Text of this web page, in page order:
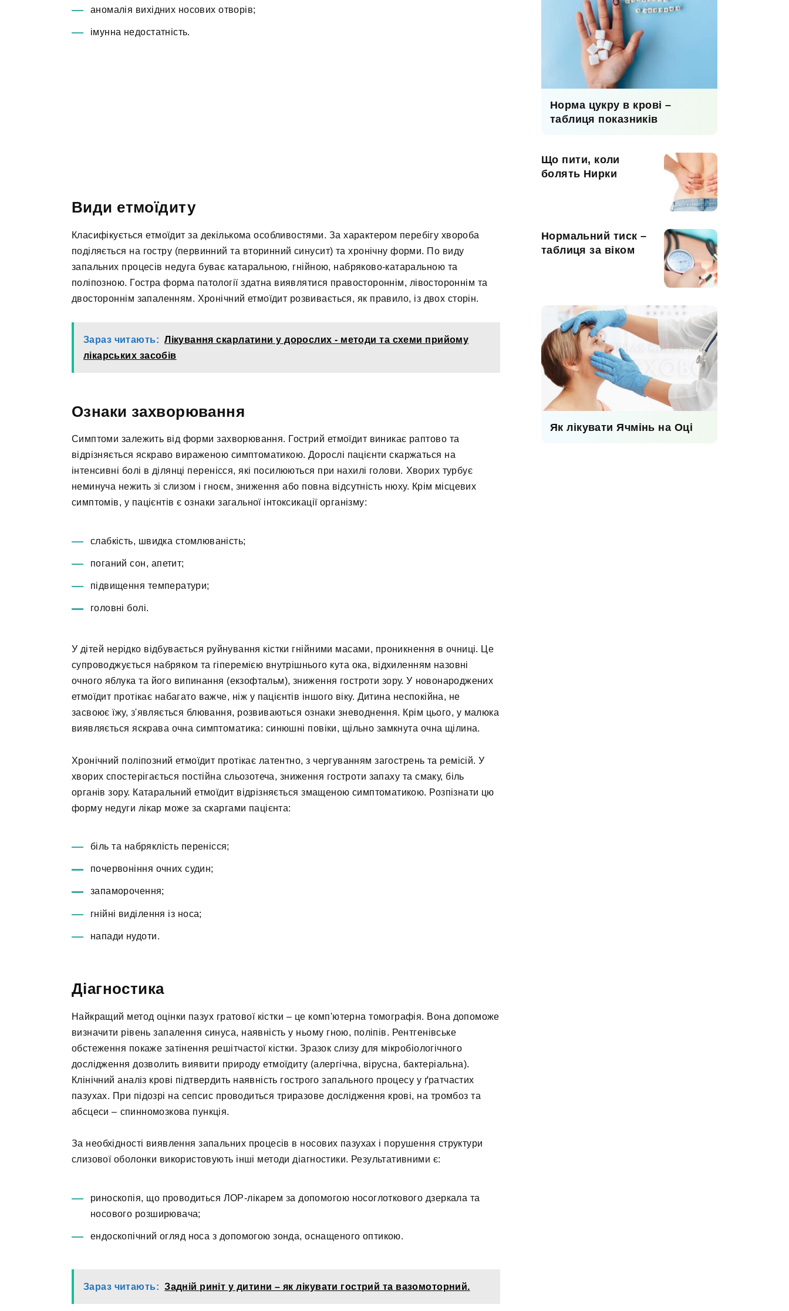
аномалія вихідних носових отворів;
імунна недостатність.
Види етмоїдиту
Класифікується етмоїдит за декількома особливостями. За характером перебігу хвороба
поділяється на гостру (первинний та вторинний синусит) та хронічну форми. По виду
запальних процесів недуга буває катаральною, гнійною, набряково-катаральною та
поліпозною. Гостра форма патології здатна виявлятися правостороннім, лівостороннім та
двостороннім запаленням. Хронічний етмоїдит розвивається, як правило, із двох сторін.
Зараз читають: Лікування скарлатини у дорослих - методи та схеми прийому
лікарських засобів
Ознаки захворювання
Симптоми залежить від форми захворювання. Гострий етмоїдит виникає раптово та
відрізняється яскраво вираженою симптоматикою. Дорослі пацієнти скаржаться на
інтенсивні болі в ділянці перенісся, які посилюються при нахилі голови. Хворих турбує
неминуча нежить зі слизом і гноєм, зниження або повна відсутність нюху. Крім місцевих
симптомів, у пацієнтів є ознаки загальної інтоксикації організму:
слабкість, швидка стомлюваність;
поганий сон, апетит;
підвищення температури;
головні болі.
У дітей нерідко відбувається руйнування кістки гнійними масами, проникнення в очниці. Це
супроводжується набряком та гіперемією внутрішнього кута ока, відхиленням назовні
очного яблука та його випинання (екзофтальм), зниження гостроти зору. У новонароджених
етмоїдит протікає набагато важче, ніж у пацієнтів іншого віку. Дитина неспокійна, не
засвоює їжу, з'являється блювання, розвиваються ознаки зневоднення. Крім цього, у малюка
виявляється яскрава очна симптоматика: синюшні повіки, щільно замкнута очна щілина.
Хронічний поліпозний етмоїдит протікає латентно, з чергуванням загострень та ремісій. У
хворих спостерігається постійна сльозотеча, зниження гостроти запаху та смаку, біль
органів зору. Катаральний етмоїдит відрізняється змащеною симптоматикою. Розпізнати цю
форму недуги лікар може за скаргами пацієнта:
біль та набряклість перенісся;
почервоніння очних судин;
запаморочення;
гнійні виділення із носа;
напади нудоти.
Діагностика
Найкращий метод оцінки пазух гратової кістки – це комп'ютерна томографія. Вона допоможе
визначити рівень запалення синуса, наявність у ньому гною, поліпів. Рентгенівське
обстеження покаже затінення решітчастої кістки. Зразок слизу для мікробіологічного
дослідження дозволить виявити природу етмоїдиту (алергічна, вірусна, бактеріальна).
Клінічний аналіз крові підтвердить наявність гострого запального процесу у ґратчастих
пазухах. При підозрі на сепсис проводиться триразове дослідження крові, на тромбоз та
абсцеси – спинномозкова пункція.
За необхідності виявлення запальних процесів в носових пазухах і порушення структури
слизової оболонки використовують інші методи діагностики. Результативними є:
риноскопія, що проводиться ЛОР-лікарем за допомогою носоглоткового дзеркала та
носового розширювача;
ендоскопічний огляд носа з допомогою зонда, оснащеного оптикою.
Зараз читають: Задній риніт у дитини – як лікувати гострий та вазомоторний.
Норма цукру в крові –
таблиця показників
Що пити, коли
болять Нирки
Нормальний тиск –
таблиця за віком
Як лікувати Ячмінь на Оці